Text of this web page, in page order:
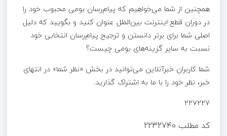
همچنین از شما می‌خواهیم که پیام‌رسان بومی محبوب خود را
در دوران قطع اینترنت بین‌الملل عنوان کنید و بگویید که دلیل
اصلی شما برای برتر دانستن و ترجیح پیام‌رسان انتخابی خود
نسبت به سایر گزینه‌های بومی چیست؟
شما کاربران خبرآنلاین می‌توانید در بخش «نظر شما» در انتهای
خبر، نظر خود را با ما به اشتراک گذارید.
۲۲۷۲۲۷
کد مطلب 2232740